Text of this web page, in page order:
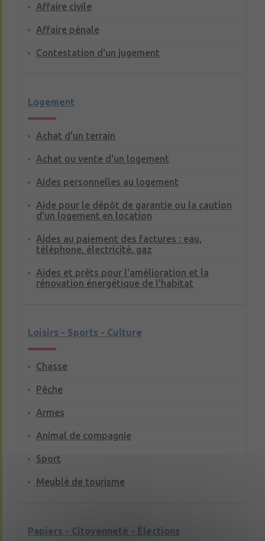
Affaire civile
Affaire pénale
Contestation d'un jugement
Logement
Achat d'un terrain
Achat ou vente d'un logement
Aides personnelles au logement
Aide pour le dépôt de garantie ou la caution
d'un logement en location
Aides au paiement des factures : eau,
téléphone, électricité, gaz
Aides et prêts pour l'amélioration et la
rénovation énergétique de l'habitat
Loisirs - Sports - Culture
Chasse
Pêche
Armes
Animal de compagnie
Sport
Meublé de tourisme
Papiers - Citoyenneté - Élections